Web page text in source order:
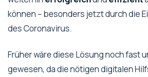
können – besonders jetzt durch die
des Coronavirus.
Früher wäre diese Lösung noch fast
gewesen, da die nötigen digitalen